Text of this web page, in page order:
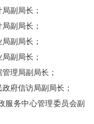
副局长；
副局长；
副局长；
副局长；
理局副局长；
府信访局副局长；
务中心管理委员会副